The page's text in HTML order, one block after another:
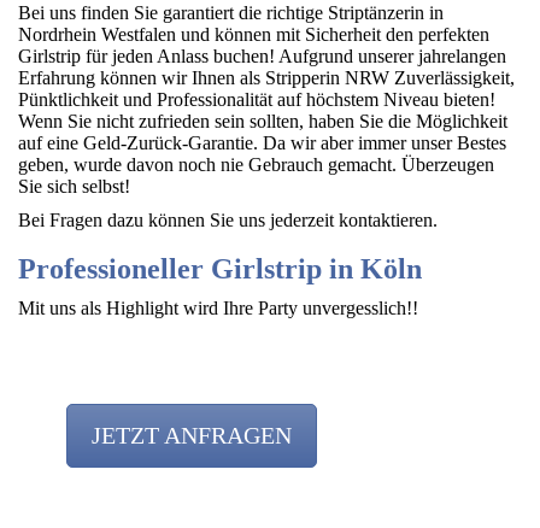
Bei uns finden Sie garantiert die richtige Striptänzerin in
Nordrhein Westfalen und können mit Sicherheit den perfekten
Girlstrip für jeden Anlass buchen! Aufgrund unserer jahrelangen
Erfahrung können wir Ihnen als Stripperin NRW Zuverlässigkeit,
Pünktlichkeit und Professionalität auf höchstem Niveau bieten!
Wenn Sie nicht zufrieden sein sollten, haben Sie die Möglichkeit
auf eine Geld-Zurück-Garantie. Da wir aber immer unser Bestes
geben, wurde davon noch nie Gebrauch gemacht. Überzeugen
Sie sich selbst!
Bei Fragen dazu können Sie uns jederzeit kontaktieren.
Professioneller Girlstrip in Köln
Mit uns als Highlight wird Ihre Party unvergesslich!!
JETZT ANFRAGEN